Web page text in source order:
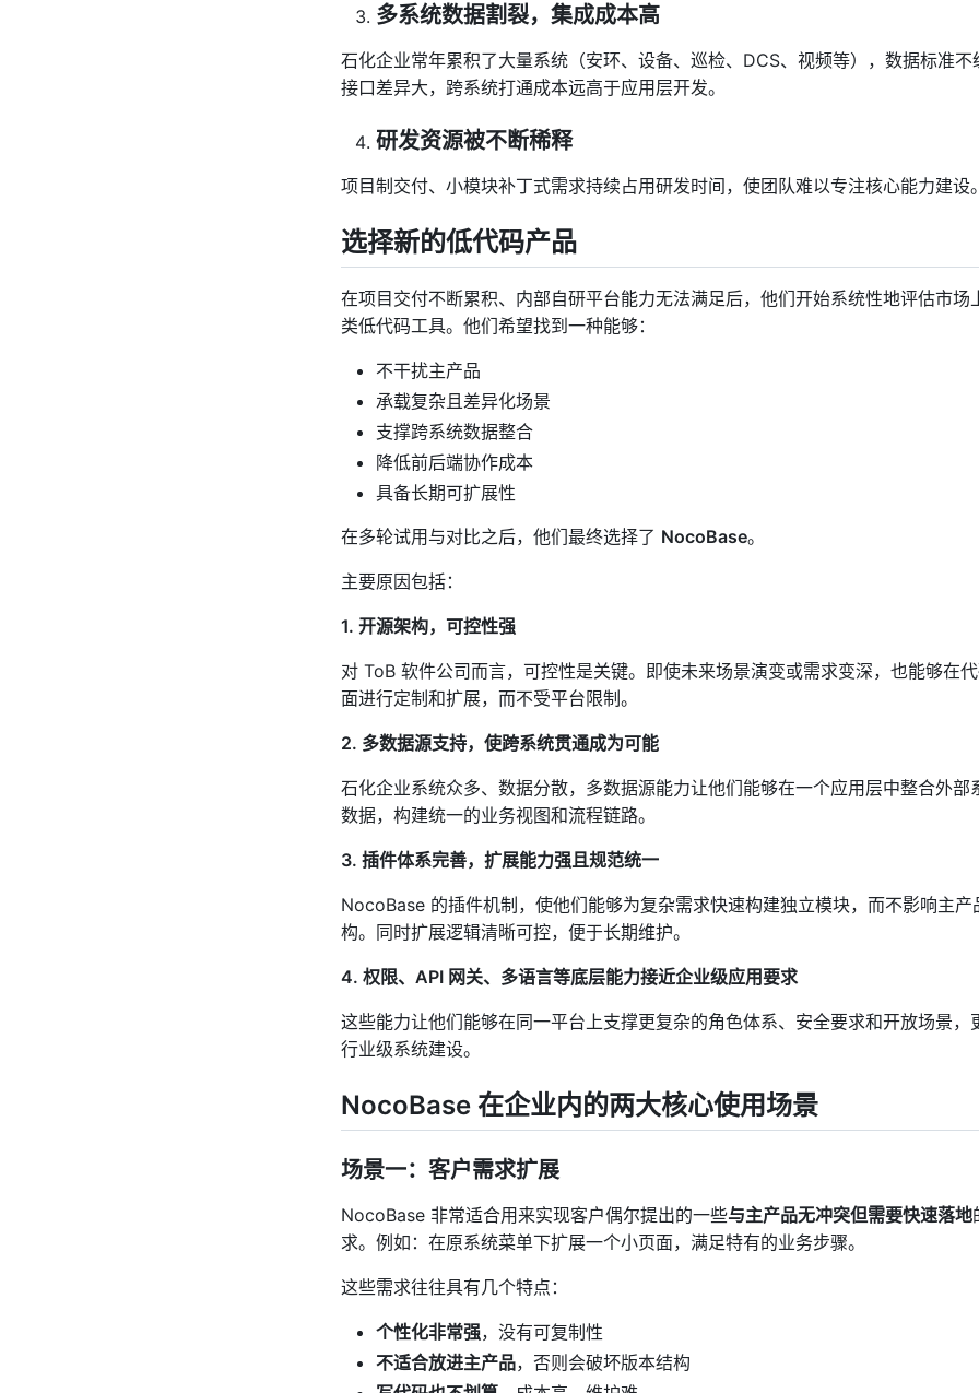
多系统数据割裂，集成成本高
石化企业常年累积了大量系统（安环、设备、巡检、DCS、视频等），数据标准不
接口差异大，跨系统打通成本远高于应用层开发。
研发资源被不断稀释
项目制交付、小模块补丁式需求持续占用研发时间，使团队难以专注核心能力建设。
选择新的低代码产品
在项目交付不断累积、内部自研平台能力无法满足后，他们开始系统性地评估市场
类低代码工具。他们希望找到一种能够：
不干扰主产品
承载复杂且差异化场景
支撑跨系统数据整合
降低前后端协作成本
具备长期可扩展性
在多轮试用与对比之后，他们最终选择了 NocoBase。
主要原因包括：
1. 开源架构，可控性强
对 ToB 软件公司而言，可控性是关键。即使未来场景演变或需求变深，也能够在
面进行定制和扩展，而不受平台限制。
2. 多数据源支持，使跨系统贯通成为可能
石化企业系统众多、数据分散，多数据源能力让他们能够在一个应用层中整合外部
数据，构建统一的业务视图和流程链路。
3. 插件体系完善，扩展能力强且规范统一
NocoBase 的插件机制，使他们能够为复杂需求快速构建独立模块，而不影响主产
构。同时扩展逻辑清晰可控，便于长期维护。
4. 权限、API 网关、多语言等底层能力接近企业级应用要求
这些能力让他们能够在同一平台上支撑更复杂的角色体系、安全要求和开放场景，
行业级系统建设。
NocoBase 在企业内的两大核心使用场景
场景一：客户需求扩展
NocoBase 非常适合用来实现客户偶尔提出的一些与主产品无冲突但需要快速落地
求。例如：在原系统菜单下扩展一个小页面，满足特有的业务步骤。
这些需求往往具有几个特点：
个性化非常强，没有可复制性
不适合放进主产品，否则会破坏版本结构